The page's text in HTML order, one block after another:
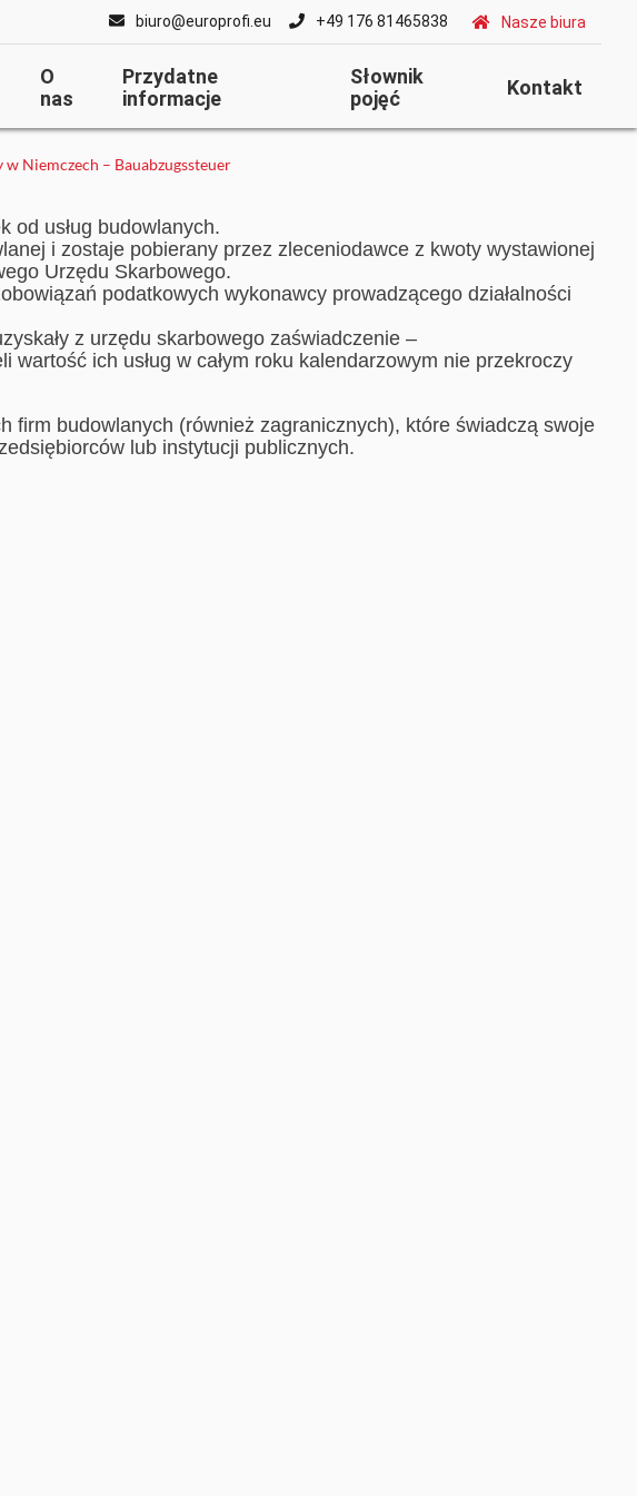
biuro@europrofi.eu +49 176 81465838 Nasze biura
O
nas
Przydatne
informacje
Słownik
pojęć
Kontakt
Niemczech – Bauabzugssteuer
od usług budowlanych.
i zostaje pobierany przez zleceniodawce z kwoty wystawionej
Urzędu Skarbowego.
podatkowych wykonawcy prowadzącego działalności
z urzędu skarbowego zaświadczenie –
wartość ich usług w całym roku kalendarzowym nie przekroczy
firm budowlanych (również zagranicznych), które świadczą swoje
lub instytucji publicznych.